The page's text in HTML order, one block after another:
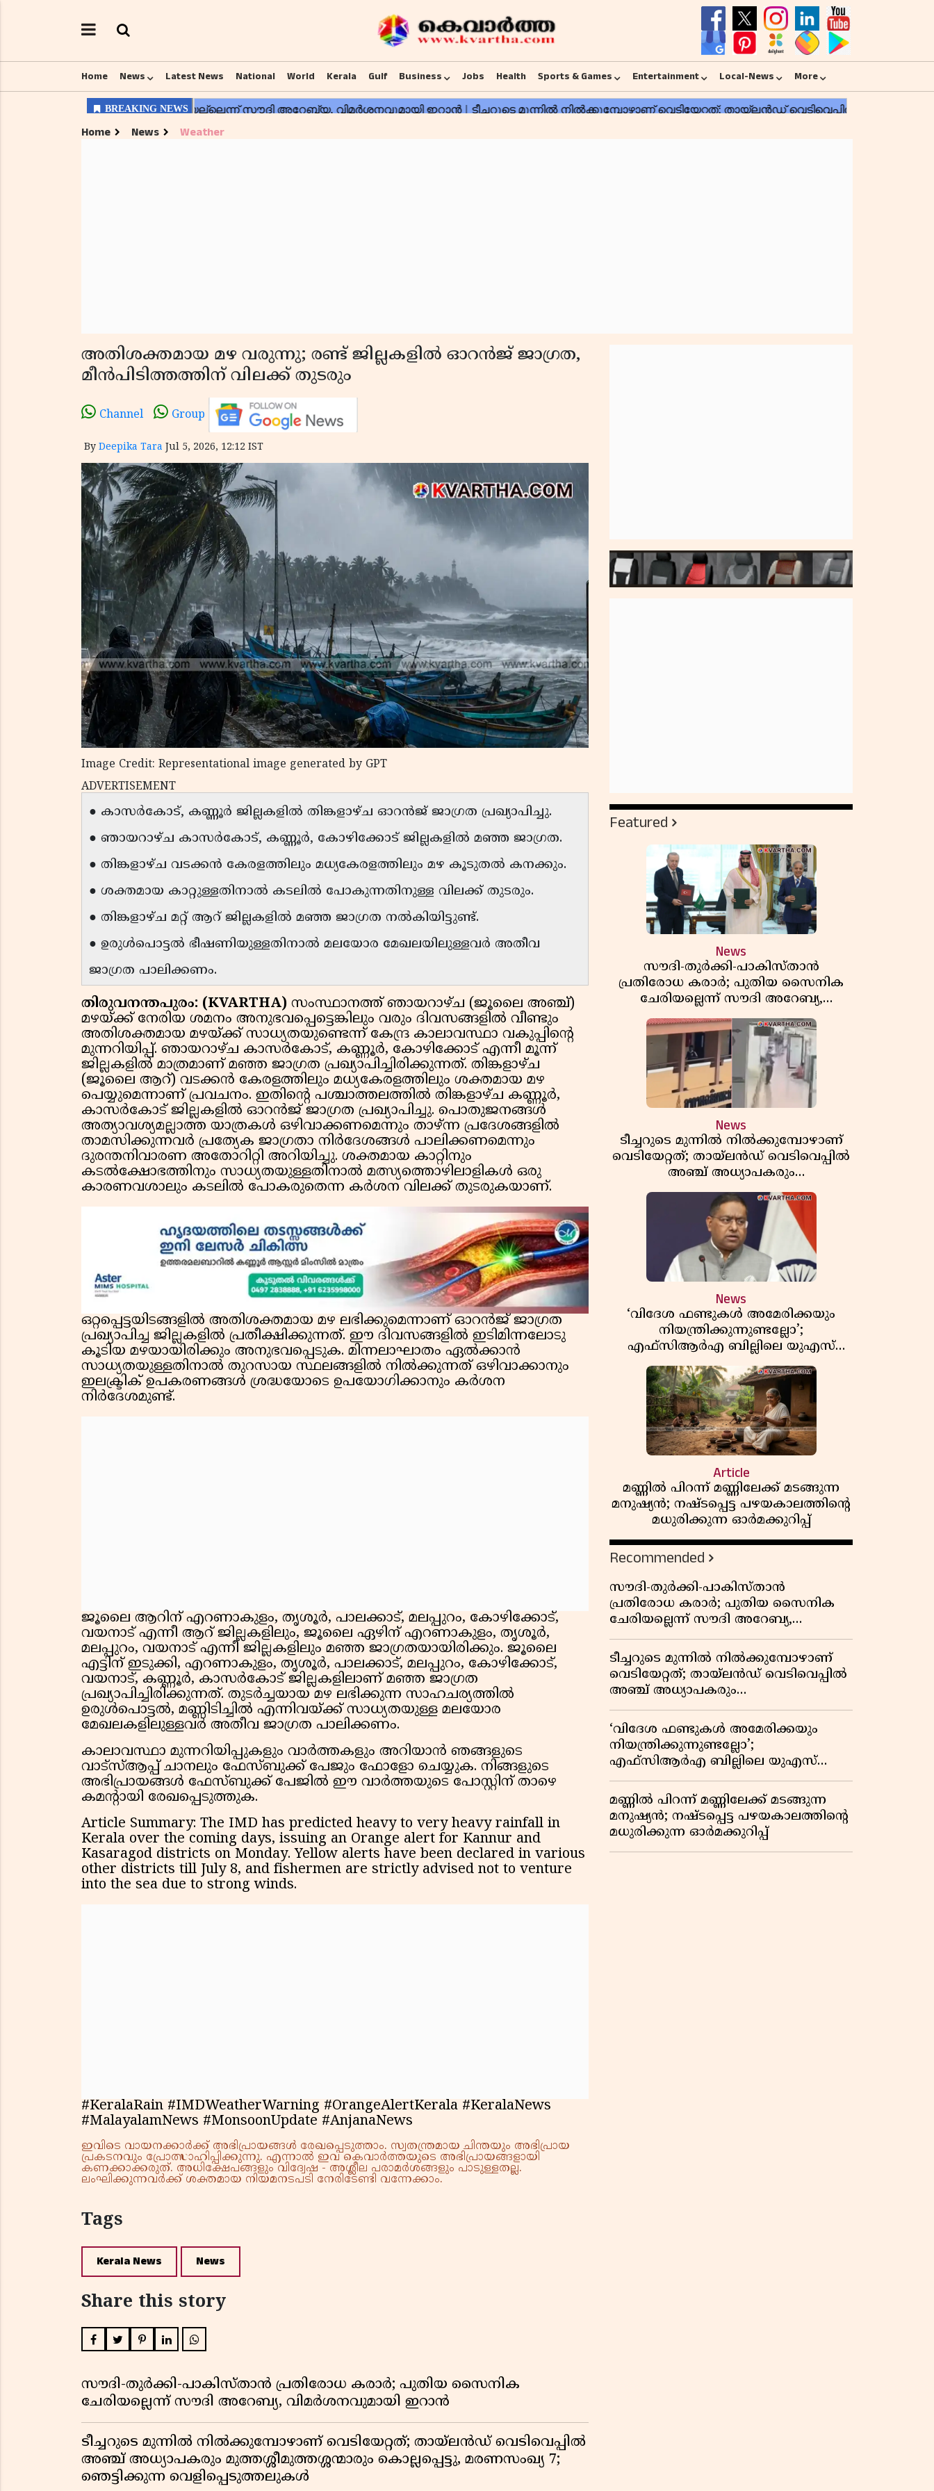
Home News Latest News National World Kerala Gulf Business Jobs Health Sports & Games Entertainment Local-News More
Home News Weather
അതിശക്തമായ മഴ വരുന്നു; രണ്ട് ജില്ലകളിൽ ഓറൻജ് ജാഗ്രത,
മീൻപിടിത്തത്തിന് വിലക്ക് തുടരും
Channel Group
By Deepika Tara Jul 5, 2026, 12:12 IST
Image Credit: Representational image generated by GPT
ADVERTISEMENT
● കാസർകോട്, കണ്ണൂർ ജില്ലകളിൽ തിങ്കളാഴ്ച ഓറൻജ് ജാഗ്രത പ്രഖ്യാപിച്ചു.
● ഞായറാഴ്ച കാസർകോട്, കണ്ണൂർ, കോഴിക്കോട് ജില്ലകളിൽ മഞ്ഞ ജാഗ്രത.
● തിങ്കളാഴ്ച വടക്കൻ കേരളത്തിലും മധ്യകേരളത്തിലും മഴ കൂടുതൽ കനക്കും.
● ശക്തമായ കാറ്റുള്ളതിനാൽ കടലിൽ പോകുന്നതിനുള്ള വിലക്ക് തുടരും.
● തിങ്കളാഴ്ച മറ്റ് ആറ് ജില്ലകളിൽ മഞ്ഞ ജാഗ്രത നൽകിയിട്ടുണ്ട്.
● ഉരുൾപൊട്ടൽ ഭീഷണിയുള്ളതിനാൽ മലയോര മേഖലയിലുള്ളവർ അതീവ
ജാഗ്രത പാലിക്കണം.
തിരുവനന്തപുരം: (KVARTHA) സംസ്ഥാനത്ത് ഞായറാഴ്ച (ജൂലൈ അഞ്ച്)
മഴയ്ക്ക് നേരിയ ശമനം അനുഭവപ്പെട്ടെങ്കിലും വരും ദിവസങ്ങളിൽ വീണ്ടും
അതിശക്തമായ മഴയ്ക്ക് സാധ്യതയുണ്ടെന്ന് കേന്ദ്ര കാലാവസ്ഥാ വകുപ്പിൻ്റെ
മുന്നറിയിപ്പ്. ഞായറാഴ്ച കാസർകോട്, കണ്ണൂർ, കോഴിക്കോട് എന്നീ മൂന്ന്
ജില്ലകളിൽ മാത്രമാണ് മഞ്ഞ ജാഗ്രത പ്രഖ്യാപിച്ചിരിക്കുന്നത്. തിങ്കളാഴ്ച
(ജൂലൈ ആറ്) വടക്കൻ കേരളത്തിലും മധ്യകേരളത്തിലും ശക്തമായ മഴ
പെയ്യുമെന്നാണ് പ്രവചനം. ഇതിൻ്റെ പശ്ചാത്തലത്തിൽ തിങ്കളാഴ്ച കണ്ണൂർ,
കാസർകോട് ജില്ലകളിൽ ഓറൻജ് ജാഗ്രത പ്രഖ്യാപിച്ചു. പൊതുജനങ്ങൾ
അത്യാവശ്യമല്ലാത്ത യാത്രകൾ ഒഴിവാക്കണമെന്നും താഴ്ന്ന പ്രദേശങ്ങളിൽ
താമസിക്കുന്നവർ പ്രത്യേക ജാഗ്രതാ നിർദേശങ്ങൾ പാലിക്കണമെന്നും
ദുരന്തനിവാരണ അതോറിറ്റി അറിയിച്ചു. ശക്തമായ കാറ്റിനും
കടൽക്ഷോഭത്തിനും സാധ്യതയുള്ളതിനാൽ മത്സ്യത്തൊഴിലാളികൾ ഒരു
കാരണവശാലും കടലിൽ പോകരുതെന്ന കർശന വിലക്ക് തുടരുകയാണ്.
ഒറ്റപ്പെട്ടയിടങ്ങളിൽ അതിശക്തമായ മഴ ലഭിക്കുമെന്നാണ് ഓറൻജ് ജാഗ്രത
പ്രഖ്യാപിച്ച ജില്ലകളിൽ പ്രതീക്ഷിക്കുന്നത്. ഈ ദിവസങ്ങളിൽ ഇടിമിന്നലോടു
കൂടിയ മഴയായിരിക്കും അനുഭവപ്പെടുക. മിന്നലാഘാതം ഏൽക്കാൻ
സാധ്യതയുള്ളതിനാൽ തുറസായ സ്ഥലങ്ങളിൽ നിൽക്കുന്നത് ഒഴിവാക്കാനും
ഇലക്ട്രിക് ഉപകരണങ്ങൾ ശ്രദ്ധയോടെ ഉപയോഗിക്കാനും കർശന
നിർദേശമുണ്ട്.
ജൂലൈ ആറിന് എറണാകുളം, തൃശൂർ, പാലക്കാട്, മലപ്പുറം, കോഴിക്കോട്,
വയനാട് എന്നീ ആറ് ജില്ലകളിലും, ജൂലൈ ഏഴിന് എറണാകുളം, തൃശൂർ,
മലപ്പുറം, വയനാട് എന്നീ ജില്ലകളിലും മഞ്ഞ ജാഗ്രതയായിരിക്കും. ജൂലൈ
എട്ടിന് ഇടുക്കി, എറണാകുളം, തൃശൂർ, പാലക്കാട്, മലപ്പുറം, കോഴിക്കോട്,
വയനാട്, കണ്ണൂർ, കാസർകോട് ജില്ലകളിലാണ് മഞ്ഞ ജാഗ്രത
പ്രഖ്യാപിച്ചിരിക്കുന്നത്. തുടർച്ചയായ മഴ ലഭിക്കുന്ന സാഹചര്യത്തിൽ
ഉരുൾപൊട്ടൽ, മണ്ണിടിച്ചിൽ എന്നിവയ്ക്ക് സാധ്യതയുള്ള മലയോര
മേഖലകളിലുള്ളവർ അതീവ ജാഗ്രത പാലിക്കണം.
കാലാവസ്ഥാ മുന്നറിയിപ്പുകളും വാർത്തകളും അറിയാൻ ഞങ്ങളുടെ
വാട്സ്ആപ്പ് ചാനലും ഫേസ്ബുക്ക് പേജും ഫോളോ ചെയ്യുക. നിങ്ങളുടെ
അഭിപ്രായങ്ങൾ ഫേസ്ബുക്ക് പേജിൽ ഈ വാർത്തയുടെ പോസ്റ്റിന് താഴെ
കമൻ്റായി രേഖപ്പെടുത്തുക.
Article Summary: The IMD has predicted heavy to very heavy rainfall in
Kerala over the coming days, issuing an Orange alert for Kannur and
Kasaragod districts on Monday. Yellow alerts have been declared in various
other districts till July 8, and fishermen are strictly advised not to venture
into the sea due to strong winds.
#KeralaRain #IMDWeatherWarning #OrangeAlertKerala #KeralaNews
#MalayalamNews #MonsoonUpdate #AnjanaNews
ഇവിടെ വായനക്കാർക്ക് അഭിപ്രായങ്ങൾ രേഖപ്പെടുത്താം. സ്വതന്ത്രമായ ചിന്തയും അഭിപ്രായ
പ്രകടനവും പ്രോത്സാഹിപ്പിക്കുന്നു. എന്നാൽ ഇവ കെവാർത്തയുടെ അഭിപ്രായങ്ങളായി
കണക്കാക്കരുത്. അധിക്ഷേപങ്ങളും വിദ്വേഷ - അശ്ലീല പരാമർശങ്ങളും പാടുള്ളതല്ല.
ലംഘിക്കുന്നവർക്ക് ശക്തമായ നിയമനടപടി നേരിടേണ്ടി വന്നേക്കാം.
Tags
Kerala News News
Share this story
സൗദി-തുർക്കി-പാകിസ്താൻ പ്രതിരോധ കരാർ; പുതിയ സൈനിക
ചേരിയല്ലെന്ന് സൗദി അറേബ്യ, വിമർശനവുമായി ഇറാൻ
ടീച്ചറുടെ മുന്നിൽ നിൽക്കുമ്പോഴാണ് വെടിയേറ്റത്; തായ്‌ലൻഡ് വെടിവെപ്പിൽ
അഞ്ച് അധ്യാപകരും മുത്തശ്ശീമുത്തശ്ശന്മാരും കൊല്ലപ്പെട്ടു, മരണസംഖ്യ 7;
ഞെട്ടിക്കുന്ന വെളിപ്പെടുത്തലുകൾ
Featured
News
സൗദി-തുർക്കി-പാകിസ്താൻ
പ്രതിരോധ കരാർ; പുതിയ സൈനിക
ചേരിയല്ലെന്ന് സൗദി അറേബ്യ,
വിമർശനവുമായി ഇറാൻ
News
ടീച്ചറുടെ മുന്നിൽ നിൽക്കുമ്പോഴാണ്
വെടിയേറ്റത്; തായ്‌ലൻഡ് വെടിവെപ്പിൽ
അഞ്ച് അധ്യാപകരും
മുത്തശ്ശീമുത്തശ്ശന്മാരും കൊല്ലപ്പെട്ടു,
മരണസംഖ്യ 7; ഞെട്ടിക്കുന്ന
വെളിപ്പെടുത്തലുകൾ
News
‘വിദേശ ഫണ്ടുകൾ അമേരിക്കയും
നിയന്ത്രിക്കുന്നുണ്ടല്ലോ’;
എഫ്സിആർഎ ബില്ലിലെ യുഎസ്
വിമർശനങ്ങൾക്ക് മറുപടിയുമായി ഇന്ത്യ
Article
മണ്ണിൽ പിറന്ന് മണ്ണിലേക്ക് മടങ്ങുന്ന
മനുഷ്യൻ; നഷ്ടപ്പെട്ട പഴയകാലത്തിൻ്റെ
മധുരിക്കുന്ന ഓർമക്കുറിപ്പ്
Recommended
സൗദി-തുർക്കി-പാകിസ്താൻ
പ്രതിരോധ കരാർ; പുതിയ സൈനിക
ചേരിയല്ലെന്ന് സൗദി അറേബ്യ,
വിമർശനവുമായി ഇറാൻ
ടീച്ചറുടെ മുന്നിൽ നിൽക്കുമ്പോഴാണ്
വെടിയേറ്റത്; തായ്‌ലൻഡ് വെടിവെപ്പിൽ
അഞ്ച് അധ്യാപകരും
മുത്തശ്ശീമുത്തശ്ശന്മാരും കൊല്ലപ്പെട്ടു,
മരണസംഖ്യ 7; ഞെട്ടിക്കുന്ന
വെളിപ്പെടുത്തലുകൾ
‘വിദേശ ഫണ്ടുകൾ അമേരിക്കയും
നിയന്ത്രിക്കുന്നുണ്ടല്ലോ’;
എഫ്സിആർഎ ബില്ലിലെ യുഎസ്
വിമർശനങ്ങൾക്ക് മറുപടിയുമായി ഇന്ത്യ
മണ്ണിൽ പിറന്ന് മണ്ണിലേക്ക് മടങ്ങുന്ന
മനുഷ്യൻ; നഷ്ടപ്പെട്ട പഴയകാലത്തിൻ്റെ
മധുരിക്കുന്ന ഓർമക്കുറിപ്പ്